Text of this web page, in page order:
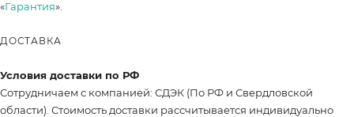
«Гарантия».
ДОСТАВКА
Условия доставки по РФ
Сотрудничаем с компанией: СДЭК (По РФ и Свердловской
области). Стоимость доставки рассчитывается индивидуально